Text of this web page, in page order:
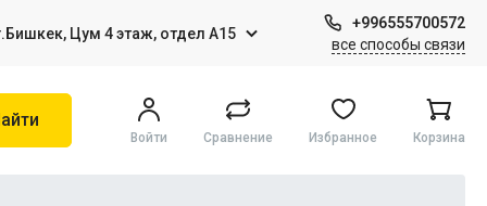
Цум 4 этаж, отдел А15
+996555700572
все способы связи
Войти Сравнение Избранное Корзина